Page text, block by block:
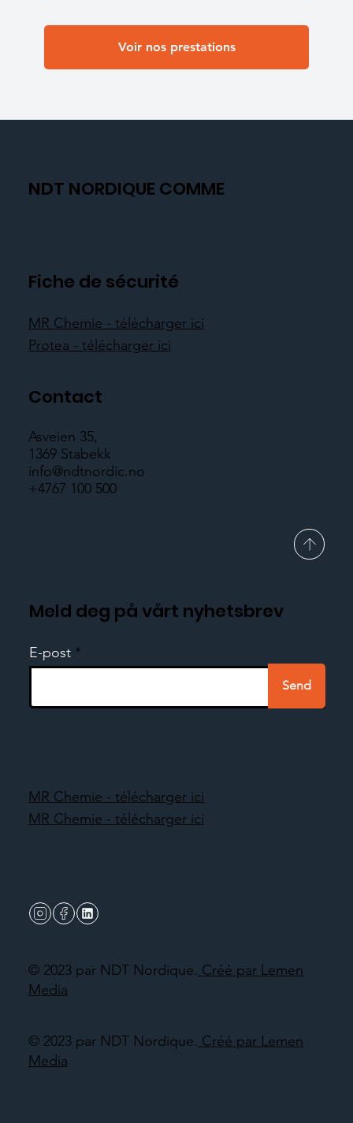
Voir nos prestations
NDT NORDIQUE COMME
Fiche de sécurité
MR Chemie - télécharger ici
Protea - télécharger ici
Contact
Asveien 35,
1369 Stabekk
info@ndtnordic.no
+4767 100 500
© 2023 par NDT Nordique. Créé par Lemen
Media
Meld deg på vårt nyhetsbrev
E-post
Send
© 2023 par NDT Nordique. Créé par Lemen
Media
MR Chemie - télécharger ici
MR Chemie - télécharger ici